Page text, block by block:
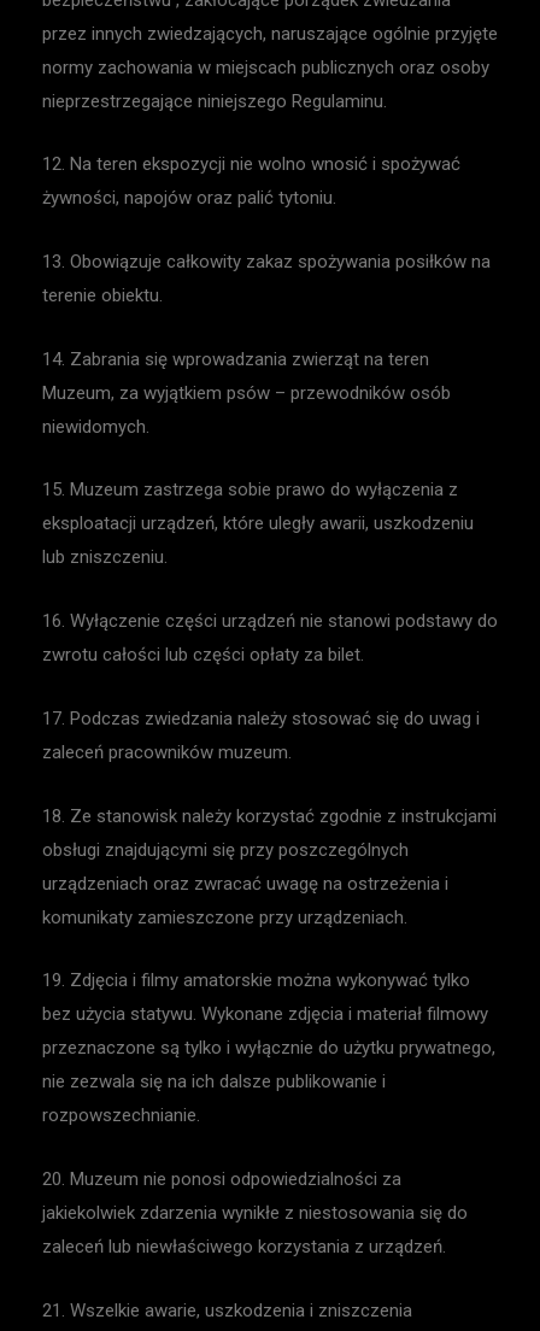
przez innych zwiedzających, naruszające ogólnie przyjęte
normy zachowania w miejscach publicznych oraz osoby
nieprzestrzegające niniejszego Regulaminu.
12. Na teren ekspozycji nie wolno wnosić i spożywać
żywności, napojów oraz palić tytoniu.
13. Obowiązuje całkowity zakaz spożywania posiłków na
terenie obiektu.
14. Zabrania się wprowadzania zwierząt na teren
Muzeum, za wyjątkiem psów – przewodników osób
niewidomych.
15. Muzeum zastrzega sobie prawo do wyłączenia z
eksploatacji urządzeń, które uległy awarii, uszkodzeniu
lub zniszczeniu.
16. Wyłączenie części urządzeń nie stanowi podstawy do
zwrotu całości lub części opłaty za bilet.
17. Podczas zwiedzania należy stosować się do uwag i
zaleceń pracowników muzeum.
18. Ze stanowisk należy korzystać zgodnie z instrukcjami
obsługi znajdującymi się przy poszczególnych
urządzeniach oraz zwracać uwagę na ostrzeżenia i
komunikaty zamieszczone przy urządzeniach.
19. Zdjęcia i filmy amatorskie można wykonywać tylko
bez użycia statywu. Wykonane zdjęcia i materiał filmowy
przeznaczone są tylko i wyłącznie do użytku prywatnego,
nie zezwala się na ich dalsze publikowanie i
rozpowszechnianie.
20. Muzeum nie ponosi odpowiedzialności za
jakiekolwiek zdarzenia wynikłe z niestosowania się do
zaleceń lub niewłaściwego korzystania z urządzeń.
21. Wszelkie awarie, uszkodzenia i zniszczenia